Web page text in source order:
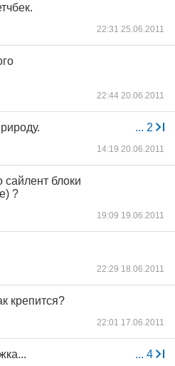
22:31 25.06.2011
22:44 20.06.2011
... 2
14:19 20.06.2011
сайлент блоки
?
19:09 19.06.2011
22:29 18.06.2011
крепится?
22:01 17.06.2011
... 4